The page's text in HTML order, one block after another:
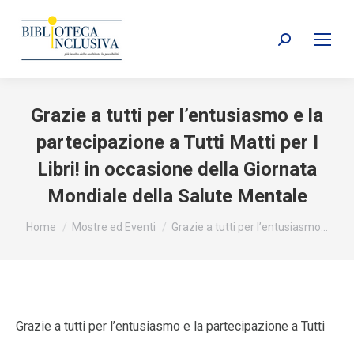
Search:
Grazie a tutti per l’entusiasmo e la
partecipazione a Tutti Matti per I
Libri! in occasione della Giornata
Mondiale della Salute Mentale
You are here:
Home Mostre ed Eventi Grazie a tutti per l’entusiasmo…
Grazie a tutti per l’entusiasmo e la partecipazione a Tutti